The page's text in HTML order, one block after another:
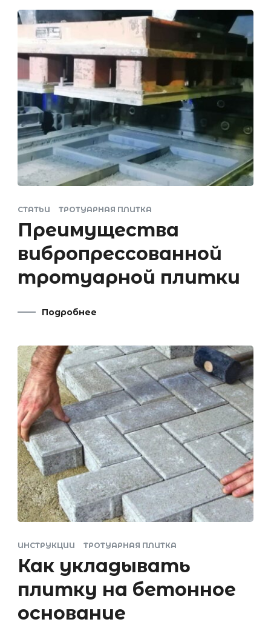
СТАТЬИ ТРОТУАРНАЯ ПЛИТКА
Преимущества
вибропрессованной
тротуарной плитки
Подробнее
ИНСТРУКЦИИ ТРОТУАРНАЯ ПЛИТКА
Как укладывать
плитку на бетонное
основание